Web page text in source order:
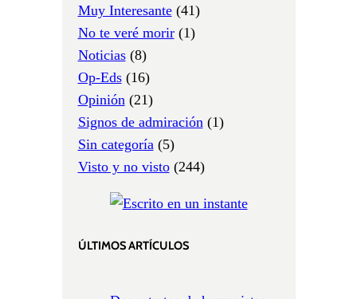
Muy Interesante(41)
No te veré morir(1)
Noticias(8)
Op-Eds(16)
Opinión(21)
Signos de admiración(1)
Sin categoría(5)
Visto y no visto(244)
ÚLTIMOS ARTÍCULOS